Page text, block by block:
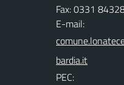
Fax: 0331
E-mail:
PEC: